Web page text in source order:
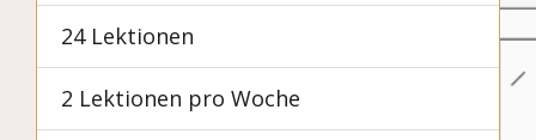
24 Lektionen
2 Lektionen pro Woche